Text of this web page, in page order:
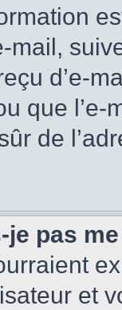
mail,
d’e-
que
de
je pas
et